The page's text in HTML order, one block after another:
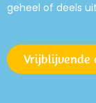
geheel of deels
Vrijblijvende